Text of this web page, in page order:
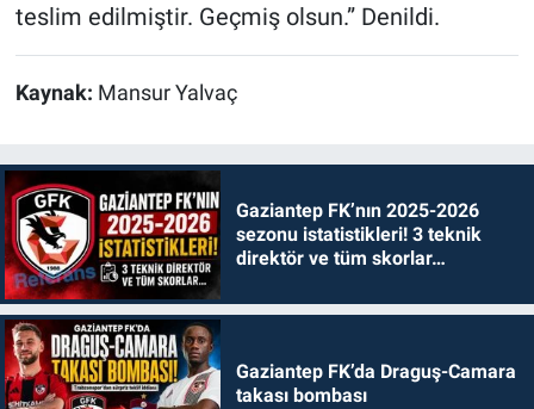
teslim edilmiştir. Geçmiş olsun.” Denildi.
Kaynak: Mansur Yalvaç
Gaziantep FK’nın 2025-2026
sezonu istatistikleri! 3 teknik
direktör ve tüm skorlar…
Gaziantep FK’da Draguş-Camara
takası bombası